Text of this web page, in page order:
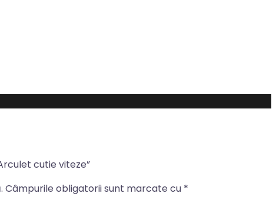
cutie viteze”
Câmpurile obligatorii sunt marcate cu *